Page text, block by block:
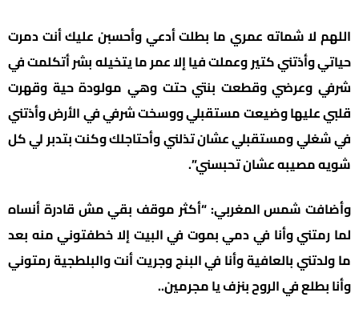
اللهم لا شماته عمري ما بطلت أدعي وأحسبن عليك أنت دمرت
حياتي وأذتني كتير وعملت فيا إلا عمر ما يتخيله بشر أتكلمت في
شرفي وعرضي وقطعت بنتي حتت وهي مولودة حية وقهرت
قلبي عليها وضيعت مستقبلي ووسخت شرفي في الأرض وأذتني
في شغلي ومستقبلي عشان تذلني وأحتاجلك وكنت بتدبر لي كل
شويه مصيبه عشان تحبسني”.
وأضافت شمس المغربي: “أكثر موقف بقي مش قادرة أنساه
لما رمتني وأنا في دمي بموت في البيت إلا خطفتوني منه بعد
ما ولدتني بالعافية وأنا في البنج وجريت أنت والبلطجية رمتوني
وأنا بطلع في الروح بنزف يا مجرمين..